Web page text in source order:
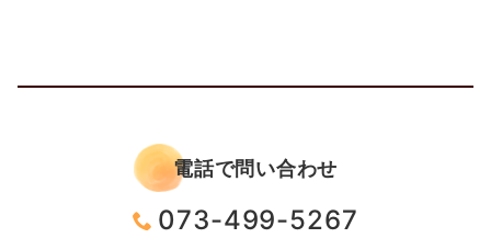
電話で問い合わせ
073-499-5267